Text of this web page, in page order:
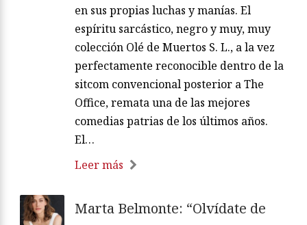
en sus propias luchas y manías. El
espíritu sarcástico, negro y muy, muy
colección Olé de Muertos S. L., a la vez
perfectamente reconocible dentro de la
sitcom convencional posterior a The
Office, remata una de las mejores
comedias patrias de los últimos años.
El…
Leer más
Marta Belmonte: “Olvídate de